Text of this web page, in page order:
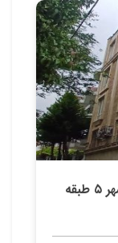
خرید آپارتمان پلاک یک جنگل نوشهر ۵ طبقه